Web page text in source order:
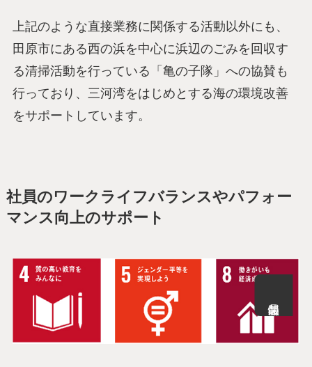
上記のような直接業務に関係する活動以外にも、
田原市にある西の浜を中心に浜辺のごみを回収す
る清掃活動を行っている「亀の子隊」への協賛も
行っており、三河湾をはじめとする海の環境改善
をサポートしています。
社員のワークライフバランスやパフォー
マンス向上のサポート